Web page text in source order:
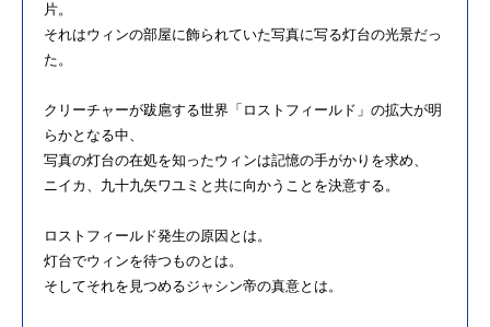
片。
それはウィンの部屋に飾られていた写真に写る灯台の光景だっ
た。
クリーチャーが跋扈する世界「ロストフィールド」の拡大が明
らかとなる中、
写真の灯台の在処を知ったウィンは記憶の手がかりを求め、
ニイカ、九十九矢ワユミと共に向かうことを決意する。
ロストフィールド発生の原因とは。
灯台でウィンを待つものとは。
そしてそれを見つめるジャシン帝の真意とは。